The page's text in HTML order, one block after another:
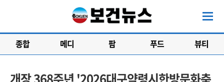
종합 메디 팜 푸드 뷰티